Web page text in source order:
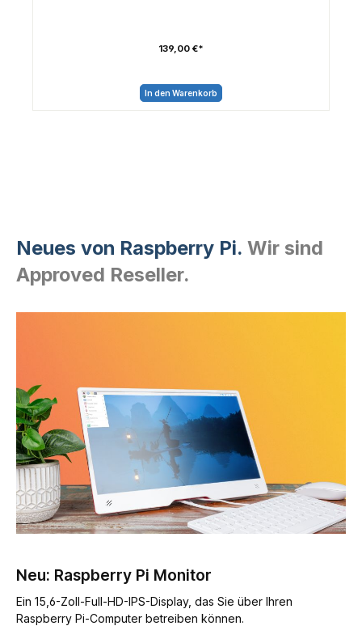
139,00 €*
In den Warenkorb
Neues von Raspberry Pi. Wir sind
Approved Reseller.
Neu: Raspberry Pi Monitor
Ein 15,6-Zoll-Full-HD-IPS-Display, das Sie über Ihren
Raspberry Pi-Computer betreiben können.